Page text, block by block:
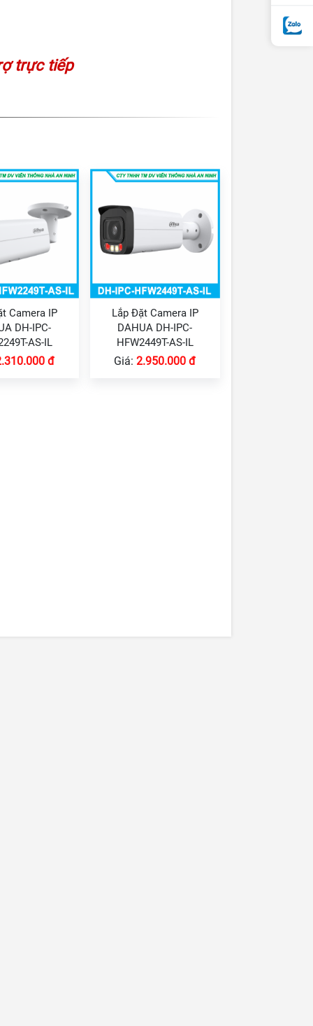
trực tiếp
Camera IP
DH-IPC-
AS-IL
đ
Lắp Đặt Camera IP
DAHUA DH-IPC-
HFW2449T-AS-IL
Giá:2.950.000 đ